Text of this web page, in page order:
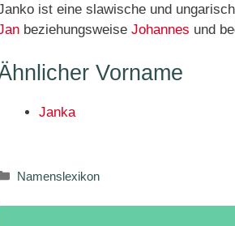
ist eine slawische und
beziehungsweise Johannes und
Vorname
Janka
Kategorien
Namenslexikon